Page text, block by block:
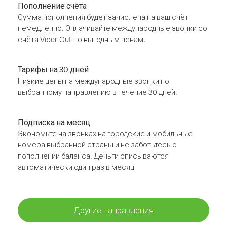
Пополнение счёта
Сумма пополнения будет зачислена на ваш счёт
немедленно. Оплачивайте международные звонки со
счёта Viber Out по выгодным ценам.
Тарифы на 30 дней
Низкие цены на международные звонки по
выбранному направлению в течение 30 дней.
Подписка на месяц
Экономьте на звонках на городские и мобильные
номера выбранной страны и не заботьтесь о
пополнении баланса. Деньги списываются
автоматически один раз в месяц
Другие направления